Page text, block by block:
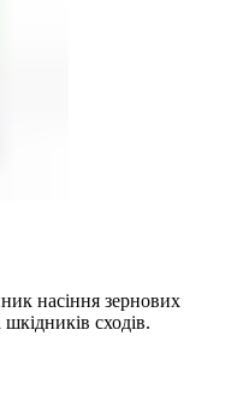
насіння зернових
сходів.